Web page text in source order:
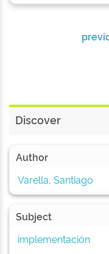
Discover
Author
Varella, Santiago
Subject
implementación